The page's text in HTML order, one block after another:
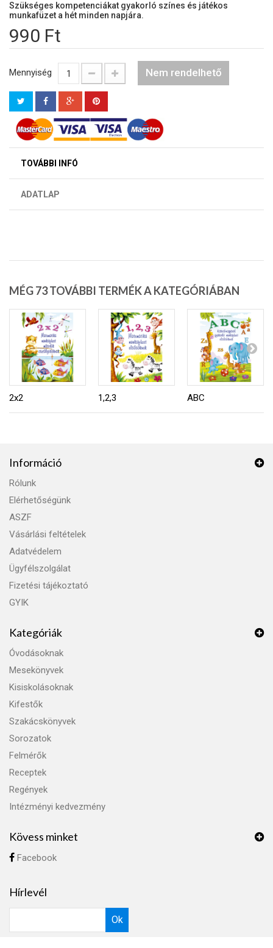
Szükséges kompetenciákat gyakorló színes és játékos
munkafüzet a hét minden napjára.
990 Ft
Mennyiség Nem rendelhető
TOVÁBBI INFÓ
ADATLAP
MÉG 73 TOVÁBBI TERMÉK A KATEGÓRIÁBAN
2x2 1,2,3 ABC
Információ
Rólunk
Elérhetőségünk
ASZF
Vásárlási feltételek
Adatvédelem
Ügyfélszolgálat
Fizetési tájékoztató
GYIK
Kategóriák
Óvodásoknak
Mesekönyvek
Kisiskolásoknak
Kifestők
Szakácskönyvek
Sorozatok
Felmérők
Receptek
Regények
Intézményi kedvezmény
Kövess minket
Facebook
Hírlevél
Ok